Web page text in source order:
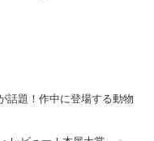
話題！作中に登場する動物